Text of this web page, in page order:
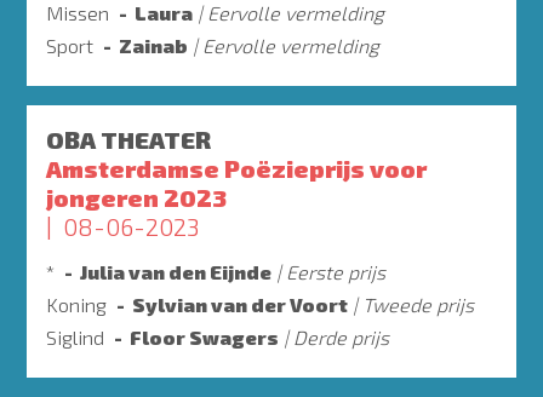
Missen
Laura
Eervolle vermelding
Sport
Zainab Eervolle vermelding
OBA THEATER
Amsterdamse Poëzieprijs voor
jongeren 2023
08-06-2023
* Julia van den Eijnde
Eerste prijs
Koning
Sylvian van der Voort
Tweede prijs
Siglind
Floor Swagers Derde prijs